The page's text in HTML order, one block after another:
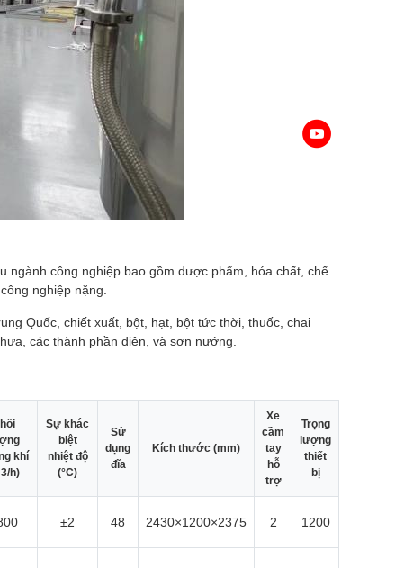
công nghiệp bao gồm dược phẩm, hóa chất, chế
nghiệp nặng.
Quốc, chiết xuất, bột, hạt, bột tức thời, thuốc, chai
các thành phần điện, và sơn nướng.
khí
h)
Sự khác
biệt
nhiệt độ
(°C)
Sử
dụng
đĩa
Kích thước (mm)
Xe
cầm
tay
hỗ
trợ
Trọng
lượng
thiết
bị
±2 48 2430×1200×2375 2 1200